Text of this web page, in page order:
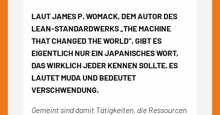
LAUT JAMES P. WOMACK, DEM AUTOR DES
LEAN-STANDARDWERKS „THE MACHINE
THAT CHANGED THE WORLD“, GIBT ES
EIGENTLICH NUR EIN JAPANISCHES WORT,
DAS WIRKLICH JEDER KENNEN SOLLTE. ES
LAUTET MUDA UND BEDEUTET
VERSCHWENDUNG.
Gemeint sind damit Tätigkeiten, die Ressourcen